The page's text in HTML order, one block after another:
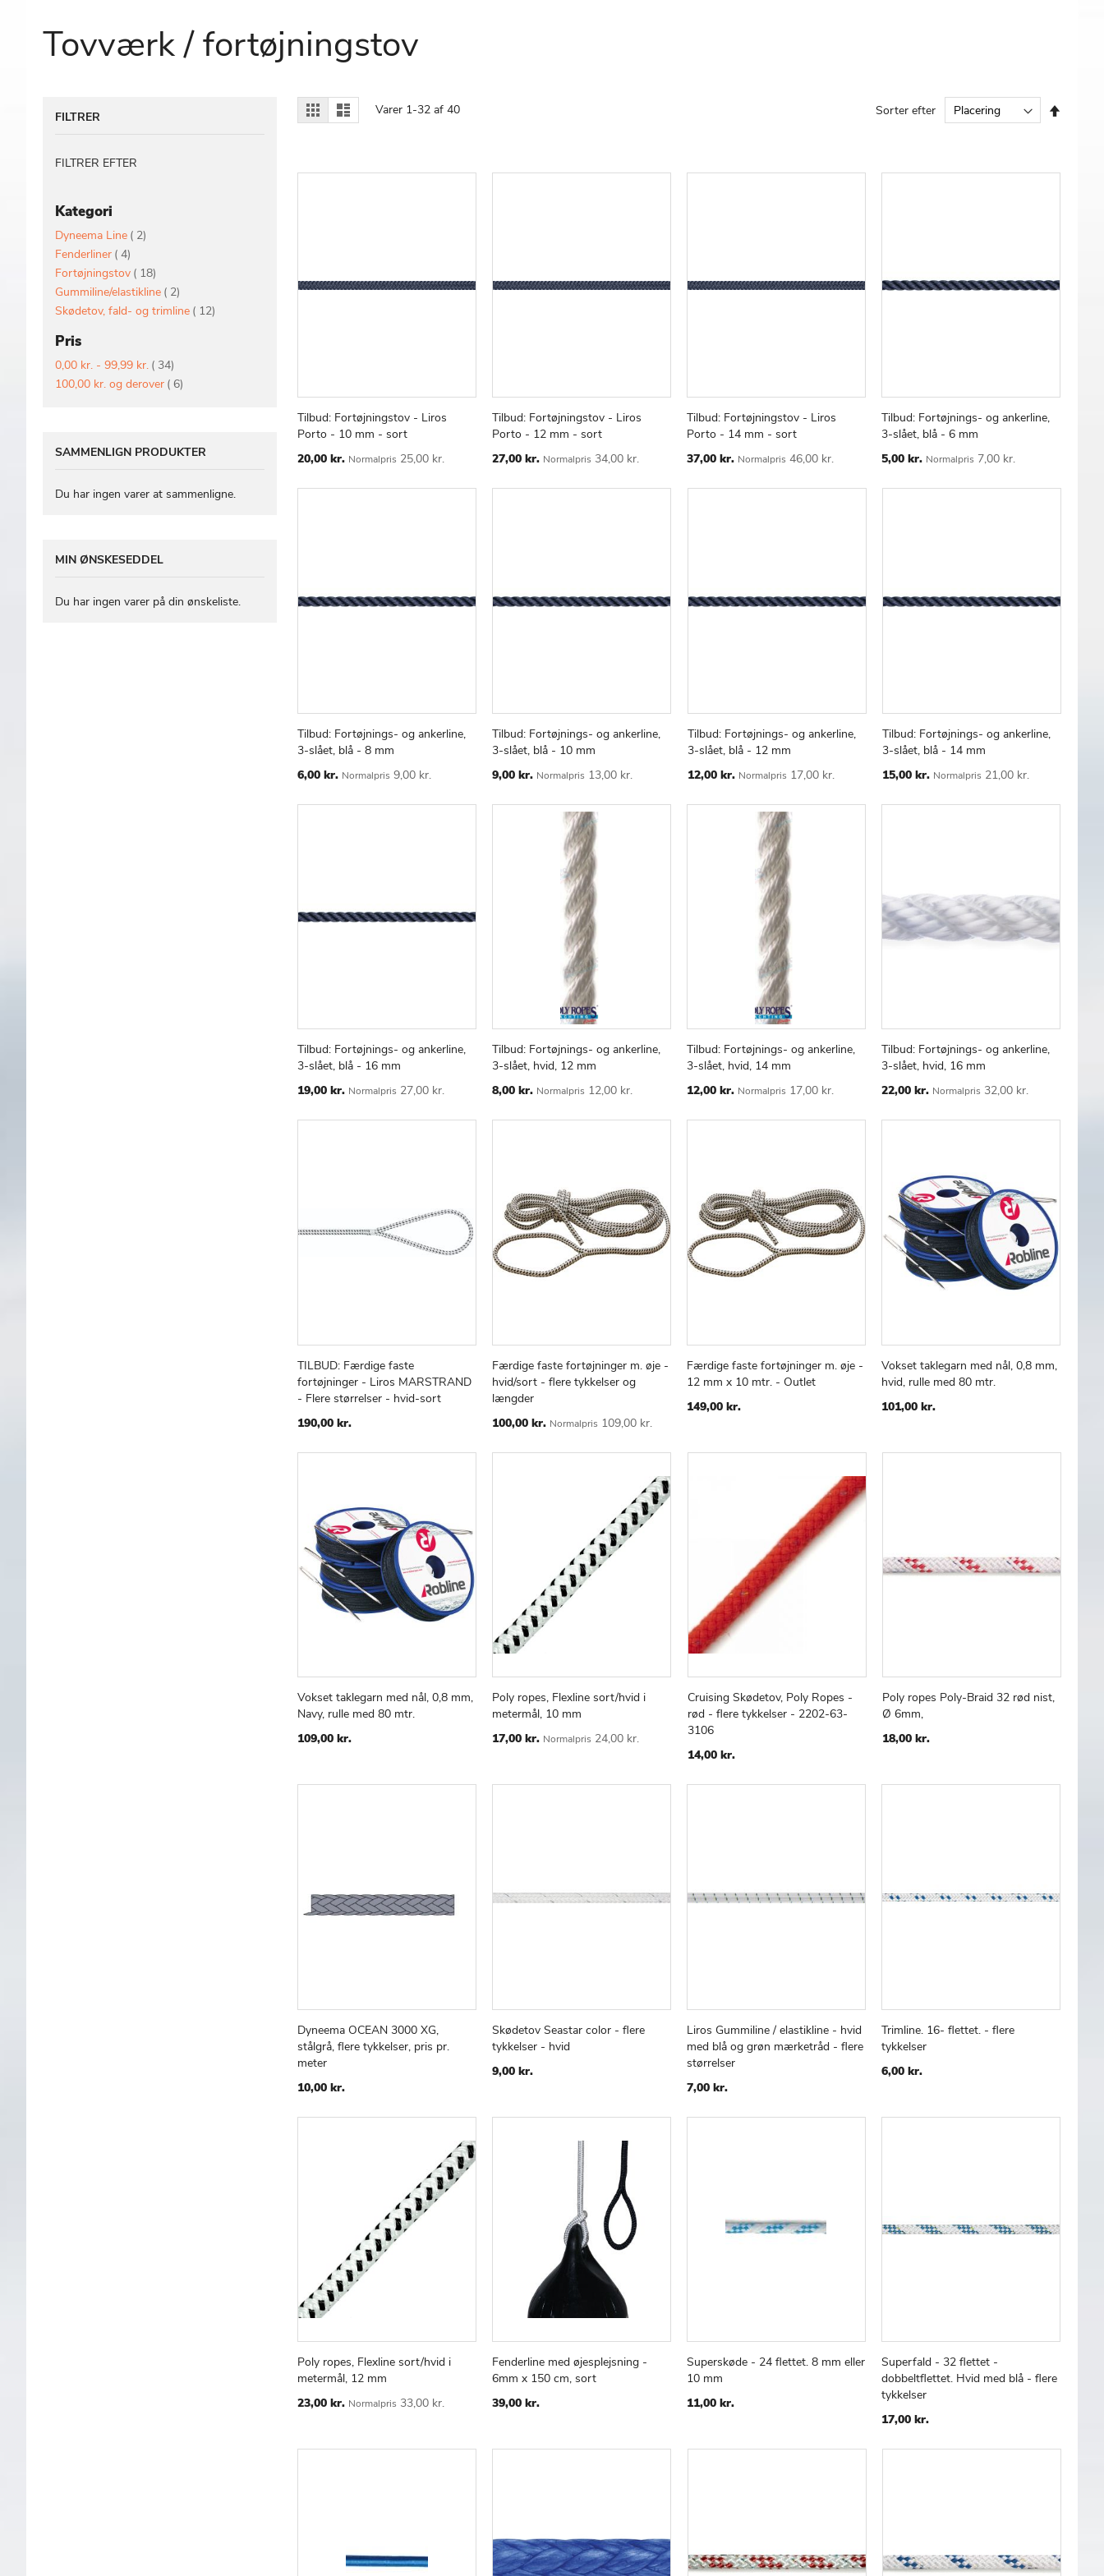
Tovværk / fortøjningstov
Vis
som
GitterListe Varer 1-32 af 40 Sorter efter
Læg i kurv
TILFØJ
TIL
ØNSKE
SAMMENLIGN
Tilbud: Fortøjningstov - Liros
Porto - 10 mm - sort
Special
20,00 kr. Normalpris 25,00 kr.
Læg i kurv
TILFØJ
TIL
ØNSKE
SAMMENLIGN
Tilbud: Fortøjningstov - Liros
Porto - 12 mm - sort
Special
27,00 kr. Normalpris 34,00 kr.
Læg i kurv
TILFØJ
TIL
ØNSKE
SAMMENLIGN
Tilbud: Fortøjningstov - Liros
Porto - 14 mm - sort
Special
37,00 kr. Normalpris 46,00 kr.
Læg i kurv
TILFØJ
ØNSKE
SAMMENLIGN
Tilbud: Fortøjnings- og ankerline,
3-slået, blå - 6 mm
Special
5,00 kr. Normalpris 7,00 kr.
Læg i kurv
TILFØJ
ØNSKE
SAMMENLIGN
Tilbud: Fortøjnings- og ankerline,
3-slået, blå - 8 mm
Special
6,00 kr. Normalpris 9,00 kr.
Læg i kurv
TILFØJ
ØNSKE
SAMMENLIGN
Tilbud: Fortøjnings- og ankerline,
3-slået, blå - 10 mm
Special
9,00 kr. Normalpris 13,00 kr.
Læg i kurv
TILFØJ
ØNSKE
SAMMENLIGN
Tilbud: Fortøjnings- og ankerline,
3-slået, blå - 12 mm
Special
12,00 kr. Normalpris 17,00 kr.
Læg i kurv
TILFØJ
ØNSKE
SAMMENLIGN
Tilbud: Fortøjnings- og ankerline,
3-slået, blå - 14 mm
Special
15,00 kr. Normalpris 21,00 kr.
Læg i kurv
TILFØJ
ØNSKE
SAMMENLIGN
Tilbud: Fortøjnings- og ankerline,
3-slået, blå - 16 mm
Special
19,00 kr. Normalpris 27,00 kr.
Læg i kurv
TILFØJ
ØNSKE
SAMMENLIGN
Tilbud: Fortøjnings- og ankerline,
3-slået, hvid, 12 mm
Special
8,00 kr. Normalpris 12,00 kr.
Læg i kurv
TILFØJ
ØNSKE
SAMMENLIGN
Tilbud: Fortøjnings- og ankerline,
3-slået, hvid, 14 mm
Special
12,00 kr. Normalpris 17,00 kr.
Læg i kurv
TILFØJ
ØNSKE
SAMMENLIGN
Tilbud: Fortøjnings- og ankerline,
3-slået, hvid, 16 mm
Special
22,00 kr. Normalpris 32,00 kr.
Læg i kurv
TILFØJ
TIL
ØNSKE
SAMMENLIGN
TILBUD: Færdige faste
fortøjninger - Liros MARSTRAND
- Flere størrelser - hvid-sort
190,00 kr.
Læg i kurv
TILFØJ
TIL
LISTE
SAMMENLIGN
Færdige faste fortøjninger m. øje -
hvid/sort - flere tykkelser og
længder
Special
100,00 kr. Normalpris 109,00 kr.
Læg i kurv
TILFØJ
TIL
SAMMENLIGN
Færdige faste fortøjninger m. øje -
12 mm x 10 mtr. - Outlet
149,00 kr.
Læg i kurv
TILFØJ
TIL
SAMMENLIGN
Vokset taklegarn med nål, 0,8 mm,
hvid, rulle med 80 mtr.
101,00 kr.
Læg i kurv
TILFØJ
TIL
SAMMENLIGN
Vokset taklegarn med nål, 0,8 mm,
Navy, rulle med 80 mtr.
109,00 kr.
Læg i kurv
TILFØJ
ØNSKE
SAMMENLIGN
Poly ropes, Flexline sort/hvid i
metermål, 10 mm
Special
17,00 kr. Normalpris 24,00 kr.
Læg i kurv
TILFØJ
TIL
SAMMENLIGN
Cruising Skødetov, Poly Ropes -
rød - flere tykkelser - 2202-63-
3106
14,00 kr.
Læg i kurv
TILFØJSAMMENLIGN
Poly ropes Poly-Braid 32 rød nist,
Ø 6mm,
18,00 kr.
Læg i kurv
TILFØJ
TIL
SAMMENLIGN
Dyneema OCEAN 3000 XG,
stålgrå, flere tykkelser, pris pr.
meter
10,00 kr.
Læg i kurv
TILFØJSAMMENLIGN
Skødetov Seastar color - flere
tykkelser - hvid
9,00 kr.
Læg i kurv
TILFØJ
TIL
SAMMENLIGN
Liros Gummiline / elastikline - hvid
med blå og grøn mærketråd - flere
størrelser
7,00 kr.
Læg i kurv
TILFØJ
Trimline. 16- flettet. - flere
tykkelser
6,00 kr.
Læg i kurv
TILFØJ
ØNSKE
SAMMENLIGN
Poly ropes, Flexline sort/hvid i
metermål, 12 mm
Special
23,00 kr. Normalpris 33,00 kr.
Læg i kurv
TILFØJSAMMENLIGN
Fenderline med øjesplejsning -
6mm x 150 cm, sort
39,00 kr.
Læg i kurv
TILFØJSAMMENLIGN
Superskøde - 24 flettet. 8 mm eller
10 mm
11,00 kr.
Læg i kurv
TILFØJ
TIL
SAMMENLIGN
Superfald - 32 flettet -
dobbeltflettet. Hvid med blå - flere
tykkelser
17,00 kr.
FILTRER
FILTRER EFTER
Kategori
Dyneema Line 2vare
Fenderliner 4vare
Fortøjningstov
18vare
Gummiline/elastikline
2vare
Skødetov, fald- og trimline
12vare
Pris
0,00 kr. - 99,99 kr. 34vare
100,00 kr. og derover 6vare
SAMMENLIGN PRODUKTER
Du har ingen varer at sammenligne.
MIN ØNSKESEDDEL
Du har ingen varer på din ønskeliste.